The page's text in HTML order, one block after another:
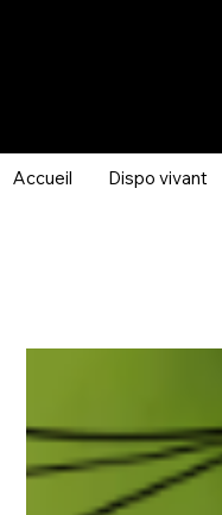
Accueil Dispo vivant